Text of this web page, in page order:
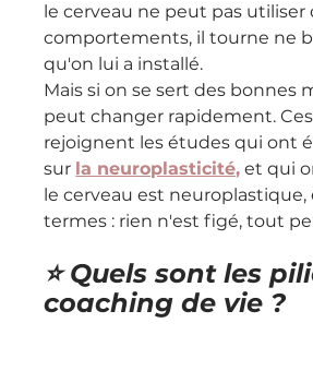
le cerveau ne peut pas utiliser
comportements, il tourne ne
qu'on lui a installé.
Mais si on se sert des bonnes
peut changer rapidement.
rejoignent les études qui ont
sur la neuroplasticité, et qui
le cerveau est
termes : rien n'est figé, tout
⭐️ Quels sont les
coaching de vie ?